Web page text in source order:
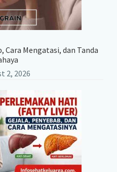
Cara Mengatasi, dan Tanda
2, 2026